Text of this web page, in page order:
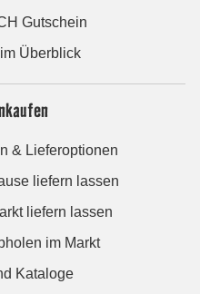
Gutschein
Überblick
& Lieferoptionen
liefern lassen
liefern lassen
im Markt
Kataloge